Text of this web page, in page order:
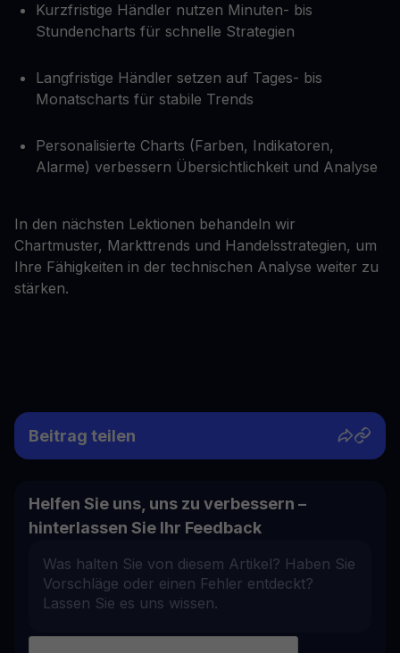
Kurzfristige Händler nutzen Minuten- bis
Stundencharts für schnelle Strategien
Langfristige Händler setzen auf Tages- bis
Monatscharts für stabile Trends
Personalisierte Charts (Farben, Indikatoren,
Alarme) verbessern Übersichtlichkeit und Analyse
In den nächsten Lektionen behandeln wir
Chartmuster, Markttrends und Handelsstrategien, um
Ihre Fähigkeiten in der technischen Analyse weiter zu
stärken.
Beitrag teilen
Helfen Sie uns, uns zu verbessern –
hinterlassen Sie Ihr Feedback